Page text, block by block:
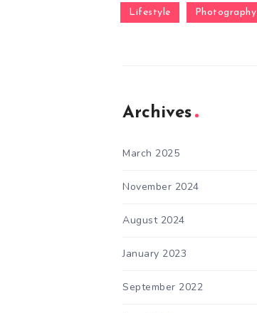
Lifestyle Photography
Archives
March 2025
November 2024
August 2024
January 2023
September 2022